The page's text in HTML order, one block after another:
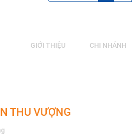
GIỚI THIỆU CHI NHÁNH
THU VƯỢNG